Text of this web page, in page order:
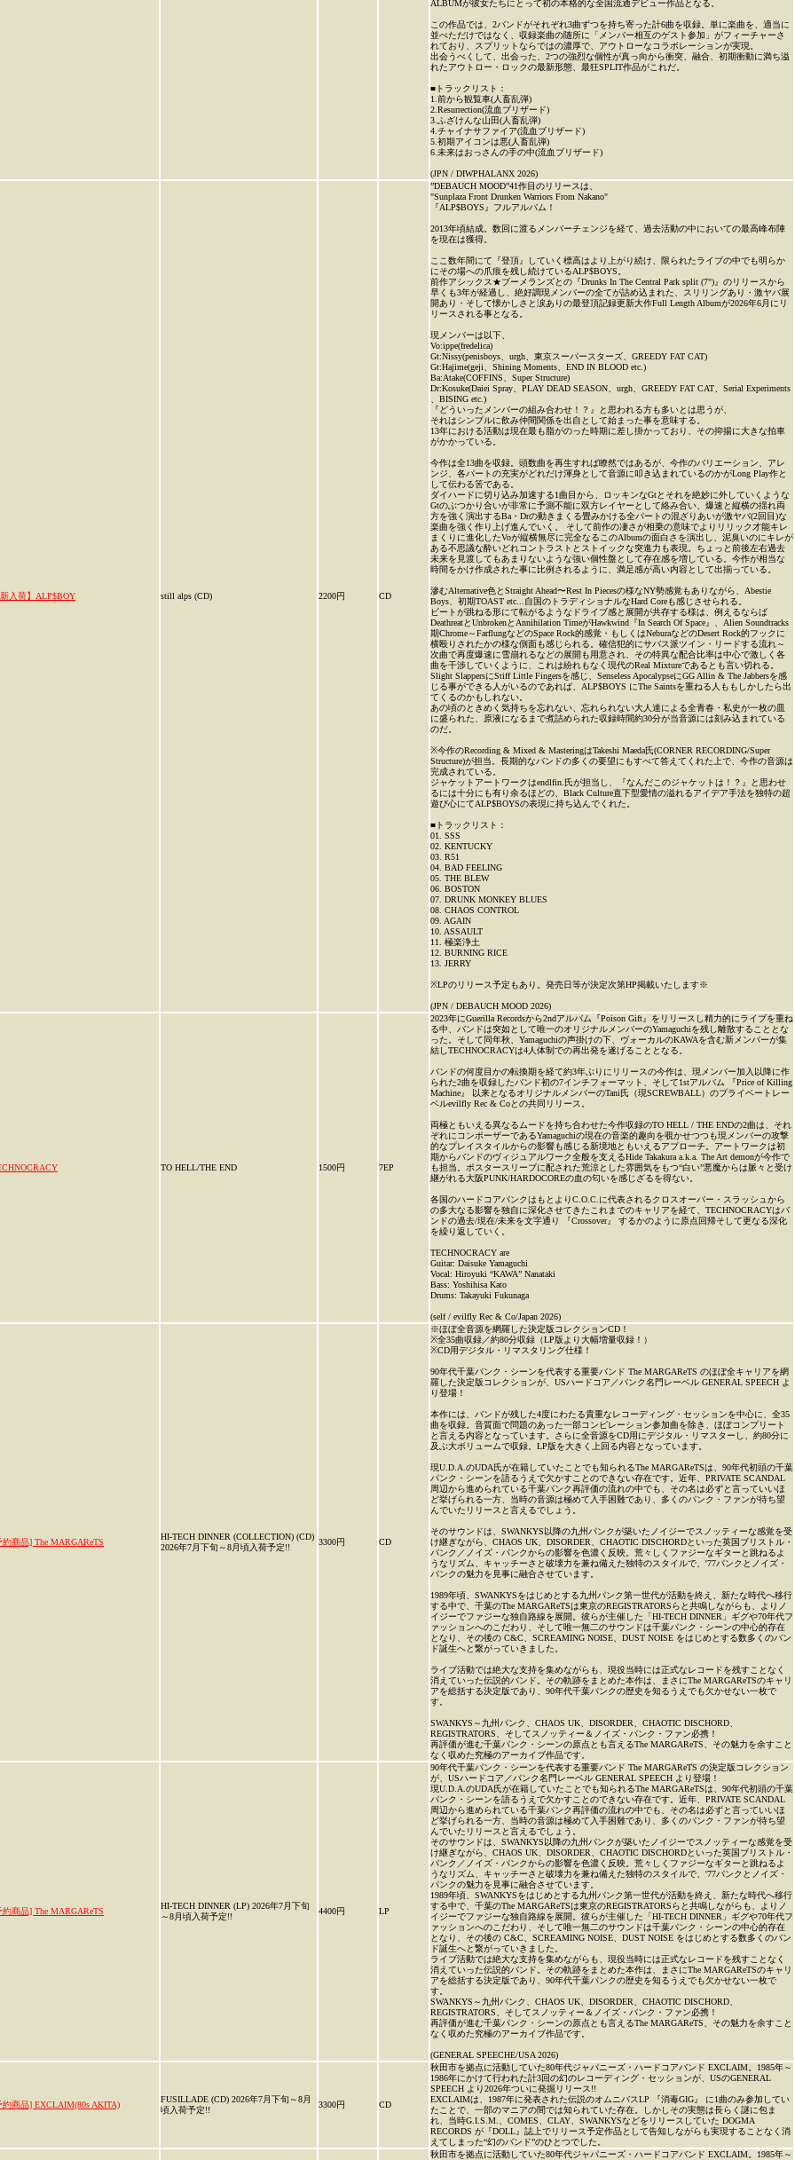
ALBUMが彼女たちにとって初の本格的な全国流通デビュー作品となる。
この作品では、2バンドがそれぞれ3曲ずつを持ち寄った計6曲を収録。単に楽曲を、適当に
並べただけではなく、収録楽曲の随所に「メンバー相互のゲスト参加」がフィーチャーさ
れており、スプリットならではの濃厚で、アウトローなコラボレーションが実現。
出会うべくして、出会った、2つの強烈な個性が真っ向から衝突、融合、初期衝動に満ち溢
れたアウトロー・ロックの最新形態、最狂SPLIT作品がこれだ。
■トラックリスト：
1.前から観覧車(人畜乱弾)
2.Resurrection(流血ブリザード)
3.ふざけんな山田(人畜乱弾)
4.チャイナサファイア(流血ブリザード)
5.初期アイコンは悪(人畜乱弾)
6.未来はおっさんの手の中(流血ブリザード)
(JPN / DIWPHALANX 2026)
入荷】ALP$BOY still alps (CD) 2200円 CD
”DEBAUCH MOOD”41作目のリリースは、
"Sunplaza Front Drunken Warriors From Nakano"
『ALP$BOYS』フルアルバム！
2013年頃結成。数回に渡るメンバーチェンジを経て、過去活動の中においての最高峰布陣
を現在は獲得。
ここ数年間にて『登頂』していく標高はより上がり続け、限られたライブの中でも明らか
にその場への爪痕を残し続けているALP$BOYS。
前作アシックス★ブーメランズとの『Drunks In The Central Park split (7")』のリリースから
早くも3年が経過し、絶好調現メンバーの全てが詰め込まれた、スリリングあり・激ヤバ展
開あり・そして懐かしさと涙ありの最登頂記録更新大作Full Length Albumが2026年6月にリ
リースされる事となる。
現メンバーは以下、
Vo:ippe(fredelica)
Gt:Nissy(penisboys、urgh、東京スーパースターズ、GREEDY FAT CAT)
Gt:Hajime(geji、Shining Moments、END IN BLOOD etc.)
Ba:Atake(COFFINS、Super Structure)
Dr:Kosuke(Daiei Spray、PLAY DEAD SEASON、urgh、GREEDY FAT CAT、Serial Experiments
、BISING etc.)
『どういったメンバーの組み合わせ！？』と思われる方も多いとは思うが、
それはシンプルに飲み仲間関係を出自として始まった事を意味する。
13年における活動は現在最も脂がのった時期に差し掛かっており、その抑揚に大きな拍車
がかかっている。
今作は全13曲を収録。頭数曲を再生すれば瞭然ではあるが、今作のバリエーション、アレ
ンジ、各パートの充実がどれだけ渾身として音源に叩き込まれているのかがLong Play作と
して伝わる筈である。
ダイハードに切り込み加速する1曲目から、ロッキンなGtとそれを絶妙に外していくような
Gtのぶつかり合いが非常に予測不能に双方レイヤーとして絡み合い、爆速と縦横の揺れ両
方を強く演出するBa・Drの動きまくる畳みかける全パートの混ざりあいが激ヤバ(2回目)な
楽曲を強く作り上げ進んでいく。 そして前作の凄さが相乗の意味でよりリリック才能キレ
まくりに進化したVoが縦横無尽に完全なるこのAlbumの面白さを演出し、泥臭いのにキレが
ある不思議な酔いどれコントラストとストイックな突進力も表現。ちょっと前後左右過去
未来を見渡してもあまりないような強い個性盤として存在感を増している。今作が相当な
時間をかけ作成された事に比例されるように、満足感が高い内容として出揃っている。
滲むAlternative色とStraight Ahead〜Rest In Piecesの様なNY勢感覚もありながら、Abestie
Boys、初期TOAST etc...自国のトラディショナルなHard Coreも感じさせられる。
ビートが跳ねる形にて転がるようなドライブ感と展開が共存する様は、例えるならば
DeathreatとUnbrokenとAnnihilation TimeがHawkwind『In Search Of Space』、Alien Soundtracks
期Chrome～FarflungなどのSpace Rock的感覚・もしくはNeburaなどのDesert Rock的フックに
横殴りされたかの様な側面も感じられる。確信犯的にサバス派ツイン・リードする流れ～
次曲で再度爆速に雪崩れるなどの展開も用意され、その特異な配合比率は中心で激しく各
曲を干渉していくように、これは紛れもなく現代のReal Mixtureであるとも言い切れる。
Slight SlappersにStiff Little Fingersを感じ、Senseless ApocalypseにGG Allin & The Jabbersを感
じる事ができる人がいるのであれば、ALP$BOYS にThe Saintsを重ねる人ももしかしたら出
てくるのかもしれない。
あの頃のときめく気持ちを忘れない、忘れられない大人達による全青春・私史が一枚の皿
に盛られた、原液になるまで煮詰められた収録時間約30分が当音源には刻み込まれている
のだ。
※今作のRecording & Mixed & MasteringはTakeshi Maeda氏(CORNER RECORDING/Super
Structure)が担当。長期的なバンドの多くの要望にもすべて答えてくれた上で、今作の音源は
完成されている。
ジャケットアートワークはendlfin.氏が担当し、『なんだこのジャケットは！？』と思わせ
るには十分にも有り余るほどの、Black Culture直下型愛情の溢れるアイデア手法を独特の超
遊び心にてALP$BOYSの表現に持ち込んでくれた。
■トラックリスト：
01. SSS
02. KENTUCKY
03. R51
04. BAD FEELING
05. THE BLEW
06. BOSTON
07. DRUNK MONKEY BLUES
08. CHAOS CONTROL
09. AGAIN
10. ASSAULT
11. 極楽浄土
12. BURNING RICE
13. JERRY
※LPのリリース予定もあり。発売日等が決定次第HP掲載いたします※
(JPN / DEBAUCH MOOD 2026)
TO HELL/THE END 1500円 7EP
2023年にGuerilla Recordsから2ndアルバム『Poison Gift』をリリースし精力的にライブを重ね
る中、バンドは突如として唯一のオリジナルメンバーのYamaguchiを残し離散することとな
った。そして同年秋、Yamaguchiの声掛けの下、ヴォーカルのKAWAを含む新メンバーが集
結しTECHNOCRACYは4人体制での再出発を遂げることとなる。
バンドの何度目かの転換期を経て約3年ぶりにリリースの今作は、現メンバー加入以降に作
られた2曲を収録したバンド初の7インチフォーマット、そして1stアルバム 『Price of Killing
Machine』 以来となるオリジナルメンバーのTani氏（現SCREWBALL）のプライベートレー
ベルevilfly Rec & Coとの共同リリース。
両極ともいえる異なるムードを持ち合わせた今作収録のTO HELL / THE ENDの2曲は、それ
ぞれにコンポーザーであるYamaguchiの現在の音楽的趣向を覗かせつつも現メンバーの攻撃
的なプレイスタイルからの影響も感じる新境地ともいえるアプローチ。アートワークは初
期からバンドのヴィジュアルワーク全般を支えるHide Takakura a.k.a. The Art demonが今作で
も担当。ポスタースリーブに配された荒涼とした雰囲気をもつ“白い”悪魔からは脈々と受け
継がれる大阪PUNK/HARDOCOREの血の匂いを感じざるを得ない。
各国のハードコアパンクはもとよりC.O.C.に代表されるクロスオーバー・スラッシュから
の多大なる影響を独自に深化させてきたこれまでのキャリアを経て、TECHNOCRACYはバ
ンドの過去/現在/未来を文字通り 『Crossover』 するかのように原点回帰そして更なる深化
を繰り返していく。
TECHNOCRACY are
Guitar: Daisuke Yamaguchi
Vocal: Hiroyuki “KAWA” Nanataki
Bass: Yoshihisa Kato
Drums: Takayuki Fukunaga
(self / evilfly Rec & Co/Japan 2026)
約商品] The MARGAReTS
HI-TECH DINNER (COLLECTION) (CD)
2026年7月下旬～8月頃入荷予定!!
3300円 CD
※ほぼ全音源を網羅した決定版コレクションCD！
※全35曲収録／約80分収録（LP版より大幅増量収録！）
※CD用デジタル・リマスタリング仕様！
90年代千葉パンク・シーンを代表する重要バンド The MARGAReTS のほぼ全キャリアを網
羅した決定版コレクションが、USハードコア／パンク名門レーベル GENERAL SPEECH よ
り登場！
本作には、バンドが残した4度にわたる貴重なレコーディング・セッションを中心に、全35
曲を収録。音質面で問題のあった一部コンピレーション参加曲を除き、ほぼコンプリート
と言える内容となっています。さらに全音源をCD用にデジタル・リマスターし、約80分に
及ぶ大ボリュームで収録。LP版を大きく上回る内容となっています。
現U.D.A.のUDA氏が在籍していたことでも知られるThe MARGAReTSは、90年代初頭の千葉
パンク・シーンを語るうえで欠かすことのできない存在です。近年、PRIVATE SCANDAL
周辺から進められている千葉パンク再評価の流れの中でも、その名は必ずと言っていいほ
ど挙げられる一方、当時の音源は極めて入手困難であり、多くのパンク・ファンが待ち望
んでいたリリースと言えるでしょう。
そのサウンドは、SWANKYS以降の九州パンクが築いたノイジーでスノッティーな感覚を受
け継ぎながら、CHAOS UK、DISORDER、CHAOTIC DISCHORDといった英国ブリストル・
パンク／ノイズ・パンクからの影響を色濃く反映。荒々しくファジーなギターと跳ねるよ
うなリズム、キャッチーさと破壊力を兼ね備えた独特のスタイルで、'77パンクとノイズ・
パンクの魅力を見事に融合させています。
1989年頃、SWANKYSをはじめとする九州パンク第一世代が活動を終え、新たな時代へ移行
する中で、千葉のThe MARGAReTSは東京のREGISTRATORSらと共鳴しながらも、よりノ
イジーでファジーな独自路線を展開。彼らが主催した「HI-TECH DINNER」ギグや70年代フ
ァッションへのこだわり、そして唯一無二のサウンドは千葉パンク・シーンの中心的存在
となり、その後の C&C、SCREAMING NOISE、DUST NOISE をはじめとする数多くのバン
ド誕生へと繋がっていきました。
ライブ活動では絶大な支持を集めながらも、現役当時には正式なレコードを残すことなく
消えていった伝説的バンド。その軌跡をまとめた本作は、まさにThe MARGAReTSのキャリ
アを総括する決定版であり、90年代千葉パンクの歴史を知るうえでも欠かせない一枚で
す。
SWANKYS～九州パンク、CHAOS UK、DISORDER、CHAOTIC DISCHORD、
REGISTRATORS、そしてスノッティー＆ノイズ・パンク・ファン必携！
再評価が進む千葉パンク・シーンの原点とも言えるThe MARGAReTS、その魅力を余すこと
なく収めた究極のアーカイブ作品です。
約商品] The MARGAReTS
HI-TECH DINNER (LP) 2026年7月下旬
～8月頃入荷予定!!
4400円 LP
90年代千葉パンク・シーンを代表する重要バンド The MARGAReTS の決定版コレクション
が、USハードコア／パンク名門レーベル GENERAL SPEECH より登場！
現U.D.A.のUDA氏が在籍していたことでも知られるThe MARGAReTSは、90年代初頭の千葉
パンク・シーンを語るうえで欠かすことのできない存在です。近年、PRIVATE SCANDAL
周辺から進められている千葉パンク再評価の流れの中でも、その名は必ずと言っていいほ
ど挙げられる一方、当時の音源は極めて入手困難であり、多くのパンク・ファンが待ち望
んでいたリリースと言えるでしょう。
そのサウンドは、SWANKYS以降の九州パンクが築いたノイジーでスノッティーな感覚を受
け継ぎながら、CHAOS UK、DISORDER、CHAOTIC DISCHORDといった英国ブリストル・
パンク／ノイズ・パンクからの影響を色濃く反映。荒々しくファジーなギターと跳ねるよ
うなリズム、キャッチーさと破壊力を兼ね備えた独特のスタイルで、'77パンクとノイズ・
パンクの魅力を見事に融合させています。
1989年頃、SWANKYSをはじめとする九州パンク第一世代が活動を終え、新たな時代へ移行
する中で、千葉のThe MARGAReTSは東京のREGISTRATORSらと共鳴しながらも、よりノ
イジーでファジーな独自路線を展開。彼らが主催した「HI-TECH DINNER」ギグや70年代フ
ァッションへのこだわり、そして唯一無二のサウンドは千葉パンク・シーンの中心的存在
となり、その後の C&C、SCREAMING NOISE、DUST NOISE をはじめとする数多くのバン
ド誕生へと繋がっていきました。
ライブ活動では絶大な支持を集めながらも、現役当時には正式なレコードを残すことなく
消えていった伝説的バンド。その軌跡をまとめた本作は、まさにThe MARGAReTSのキャリ
アを総括する決定版であり、90年代千葉パンクの歴史を知るうえでも欠かせない一枚で
す。
SWANKYS～九州パンク、CHAOS UK、DISORDER、CHAOTIC DISCHORD、
REGISTRATORS、そしてスノッティー＆ノイズ・パンク・ファン必携！
再評価が進む千葉パンク・シーンの原点とも言えるThe MARGAReTS、その魅力を余すこと
なく収めた究極のアーカイブ作品です。
(GENERAL SPEECHE/USA 2026)
約商品] EXCLAIM(80s AKITA)
FUSILLADE (CD) 2026年7月下旬～8月
頃入荷予定!!
3300円 CD
秋田市を拠点に活動していた80年代ジャパニーズ・ハードコアバンド EXCLAIM。1985年～
1986年にかけて行われた計3回の幻のレコーディング・セッションが、USのGENERAL
SPEECH より2026年ついに発掘リリース!!
EXCLAIMは、1987年に発表された伝説のオムニバスLP 『消毒GIG』 に1曲のみ参加してい
たことで、一部のマニアの間では知られていた存在。しかしその実態は長らく謎に包ま
れ、当時G.I.S.M.、COMES、CLAY、SWANKYSなどをリリースしていた DOGMA
RECORDS が『DOLL』誌上でリリース予定作品として告知しながらも実現することなく消
えてしまった“幻のバンド”のひとつでした。
秋田市を拠点に活動していた80年代ジャパニーズ・ハードコアバンド EXCLAIM。1985年～